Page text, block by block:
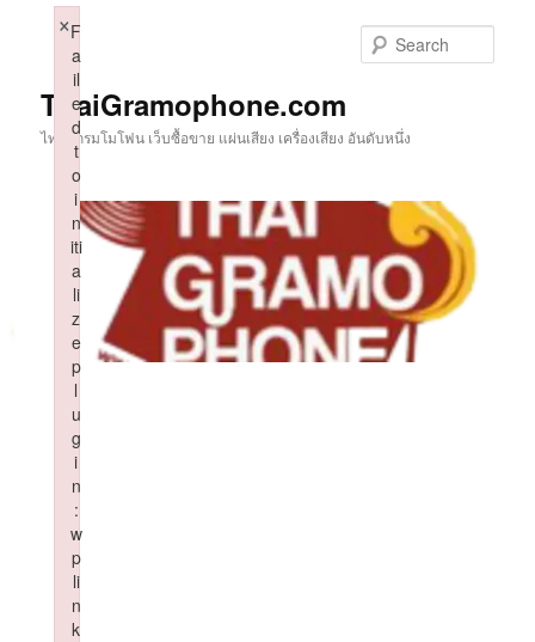
ThaiGramophone.com
ไทยแกรมโมโฟน เว็บซื้อขาย แผ่นเสียง เครื่องเสียง อันดับหนึ่ง
F
a
il
e
d
t
o
i
n
iti
a
li
z
e
p
l
u
g
i
n
:
w
p
li
n
k
×